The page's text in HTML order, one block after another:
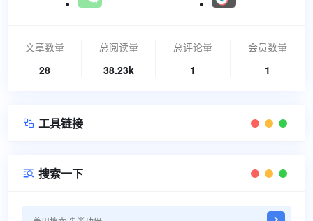
文章数量
28
总阅读量
38.23k
总评论量
1
会员数量
1
 工具链接
 搜索一下